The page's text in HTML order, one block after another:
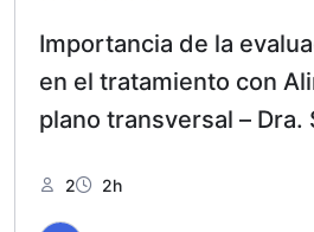
Importancia de la
en el tratamiento con
plano transversal – Dra.
2 2h